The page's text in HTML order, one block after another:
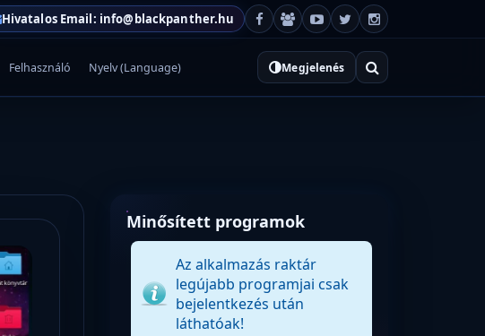
Hivatalos Email: info@blackpanther.hu
Felhasználó Nyelv (Language) Megjelenés
Minősített programok
Az alkalmazás raktár
legújabb programjai csak
bejelentkezés után
láthatóak!